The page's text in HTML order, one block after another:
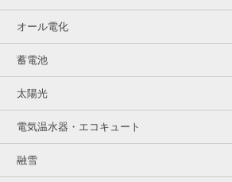
オール電化
蓄電池
太陽光
電気温水器・エコキュート
融雪